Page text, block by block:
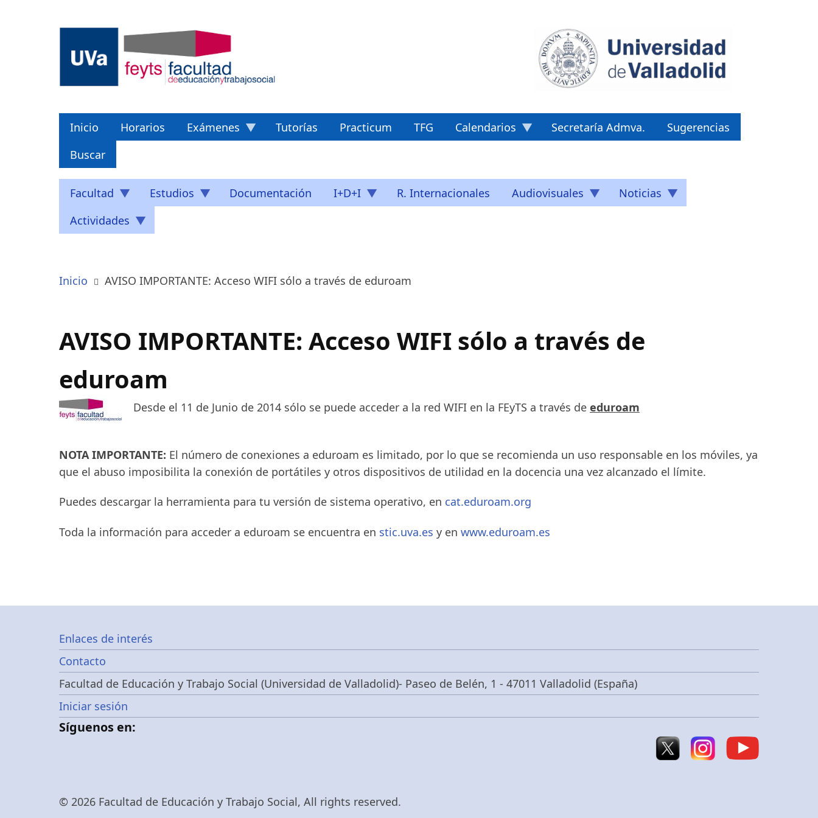
Inicio Horarios Exámenes Tutorías Practicum TFG Calendarios Secretaría Admva.
Sugerencias
Buscar
Facultad Estudios Documentación I+D+I R. Internacionales Audiovisuales
Noticias
Actividades
Inicio AVISO IMPORTANTE: Acceso WIFI sólo a través de eduroam
AVISO IMPORTANTE: Acceso WIFI sólo a través de
eduroam
Desde el 11 de Junio de 2014 sólo se puede acceder a la red WIFI en la FEyTS a través de eduroam
NOTA IMPORTANTE: El número de conexiones a eduroam es limitado, por lo que se recomienda un uso responsable en los móviles, ya
que el abuso imposibilita la conexión de portátiles y otros dispositivos de utilidad en la docencia una vez alcanzado el límite.
Puedes descargar la herramienta para tu versión de sistema operativo, en cat.eduroam.org
Toda la información para acceder a eduroam se encuentra en stic.uva.es y en www.eduroam.es
Footer
menu
Enlaces de interés
Contacto
Facultad de Educación y Trabajo Social (Universidad de Valladolid)- Paseo de Belén, 1 - 47011 Valladolid (España)
Menú
de
de
Iniciar sesión
Síguenos en:
© 2026 Facultad de Educación y Trabajo Social, All rights reserved.